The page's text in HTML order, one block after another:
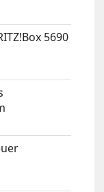
5690